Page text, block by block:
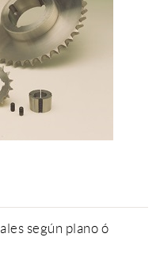
según plano ó